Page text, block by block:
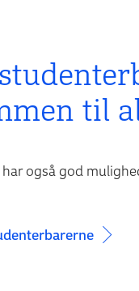
til
også god